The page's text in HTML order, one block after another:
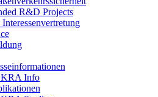
R&D Projects
Info